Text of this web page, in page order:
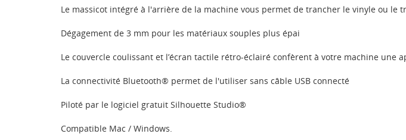
Le massicot intégré à l'arrière de la machine vous permet de trancher le vinyle ou
Dégagement de 3 mm pour les matériaux souples plus épai
Le couvercle coulissant et l’écran tactile rétro-éclairé confèrent à votre machine une
La connectivité Bluetooth® permet de l'utiliser sans câble USB connecté
Piloté par le logiciel gratuit Silhouette Studio®
Compatible Mac / Windows.